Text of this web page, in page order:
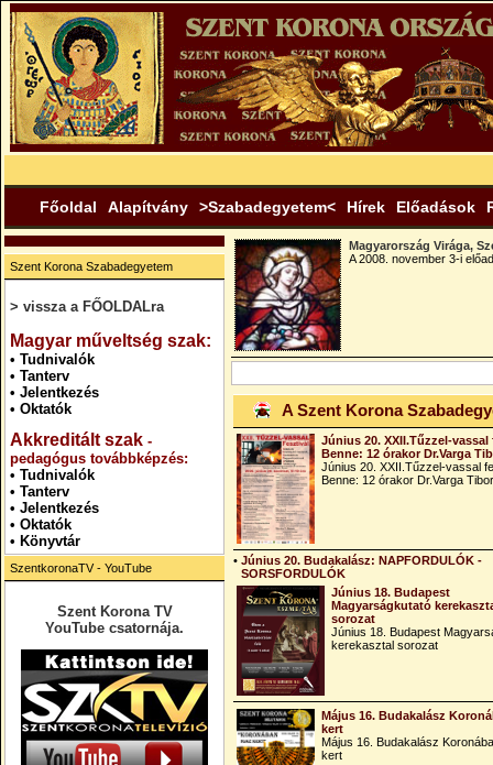
Főoldal Alapítvány >Szabadegyetem< Hírek Előadások
Szent Korona Szabadegyetem
> vissza a FŐOLDALra
Magyar műveltség szak:
• Tudnivalók
• Tanterv
• Jelentkezés
• Oktatók
Akkreditált szak -
pedagógus továbbképzés:
• Tudnivalók
• Tanterv
• Jelentkezés
• Oktatók
• Könyvtár
SzentkoronaTV - YouTube
Szent Korona TV
YouTube csatornája.
Magyarország Virága,
A 2008. november 3-i
A Szent Korona
Június 20. XXII.Tűzzel-
Benne: 12 órakor Dr.Varga
Június 20. XXII.Tűzzel-vassal
Benne: 12 órakor Dr.Varga Tibor
• Június 20. Budakalász: NAPFORDULÓK -
SORSFORDULÓK
Június 18. Budapest
Magyarságkutató
sorozat
Június 18. Budapest
kerekasztal sorozat
Május 16. Budakalász
kert
Május 16. Budakalász
kert